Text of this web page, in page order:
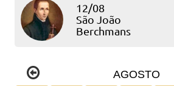
12/08
São João
Berchmans